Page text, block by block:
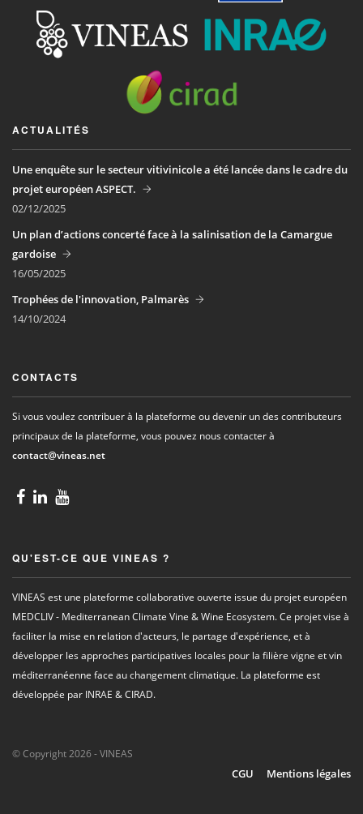
ACTUALITÉS
Une enquête sur le secteur vitivinicole a été lancée dans le cadre du
projet européen ASPECT.
02/12/2025
Un plan d’actions concerté face à la salinisation de la Camargue
gardoise
16/05/2025
Trophées de l'innovation, Palmarès
14/10/2024
CONTACTS
Si vous voulez contribuer à la plateforme ou devenir un des contributeurs
principaux de la plateforme, vous pouvez nous contacter à
contact@vineas.net
QU'EST-CE QUE VINEAS ?
VINEAS est une plateforme collaborative ouverte issue du projet européen
MEDCLIV - Mediterranean Climate Vine & Wine Ecosystem. Ce projet vise à
faciliter la mise en relation d'acteurs, le partage d'expérience, et à
développer les approches participatives locales pour la filière vigne et vin
méditerranéenne face au changement climatique. La plateforme est
développée par INRAE & CIRAD.
© Copyright 2026 - VINEAS
CGU Mentions légales